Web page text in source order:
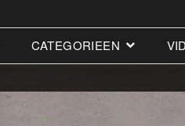
CATEGORIEEN